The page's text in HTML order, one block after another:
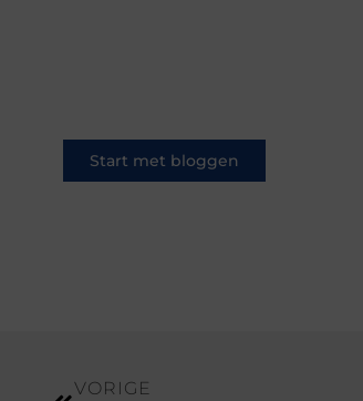
Start met bloggen
VORIGE